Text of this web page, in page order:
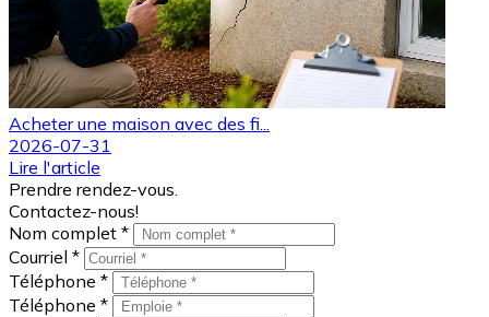
Acheter une maison avec des fi...
2026-07-31
Lire l'article
Prendre rendez-vous.
Contactez-nous!
Nom complet *
Courriel *
Téléphone *
Téléphone *